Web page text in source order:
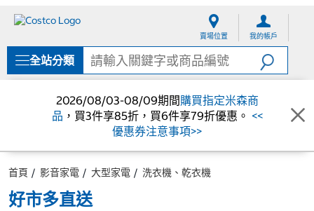
單
賣場位置 我的帳戶
全站分類
2026/08/03-08/09期間購買指定米森商
品 ，買3件享85折，買6件享79折優惠。 <<
優惠券注意事項>>
首頁 影音家電 大型家電 洗衣機、乾衣機
好市多直送